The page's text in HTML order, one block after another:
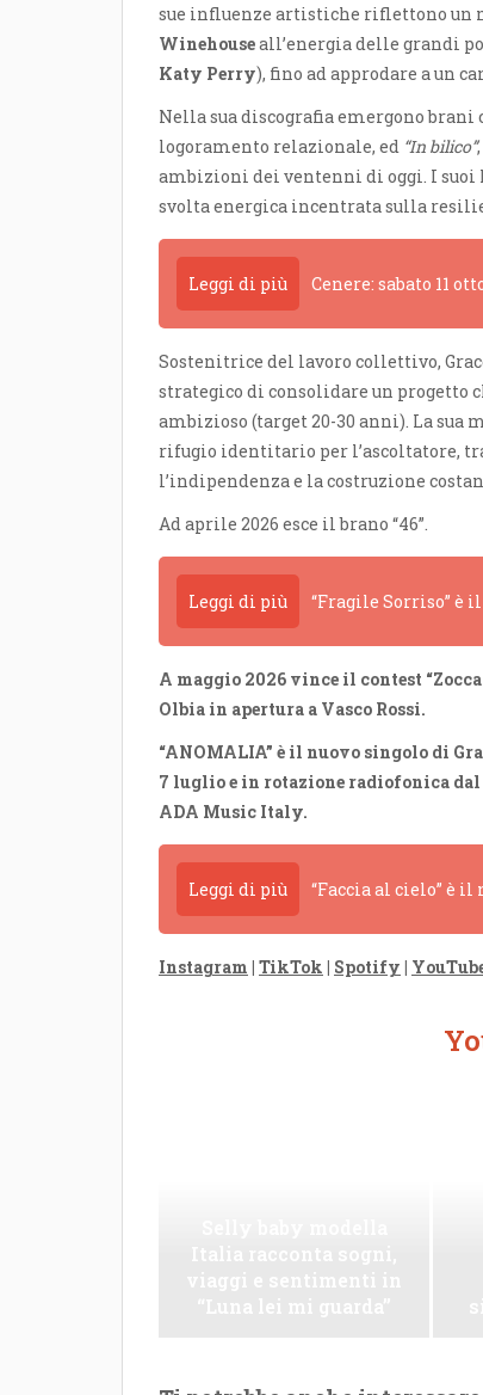
sue influenze artistiche riflettono un
Winehouseall’energia delle grandi
Katy Perry), fino ad approdare a un
Nella sua discografia emergono brani
logoramento relazionale, ed “In bilico”
ambizioni dei ventenni di oggi. I
svolta energica incentrata sulla
Leggi di più Cenere: sabato 11
Sostenitrice del lavoro collettivo,
strategico di consolidare un progetto
ambizioso (target 20-30 anni). La
rifugio identitario per l’ascoltatore,
l’indipendenza e la costruzione
Ad aprile 2026 esce il brano “46”.
Leggi di più “Fragile Sorriso” è
A maggio 2026 vince il contest
Olbia in apertura a Vasco Rossi.
“ANOMALIA” è il nuovo singolo di
7 luglio e in rotazione radiofonica
ADA Music Italy.
Leggi di più “Faccia al cielo” è
Instagram | TikTok | Spotify |